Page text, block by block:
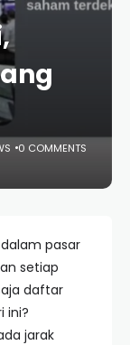
0 COMMENTS
pasar
setiap
daftar
ini?
jarak